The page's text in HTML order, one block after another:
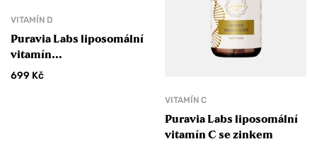
VITAMÍN D
Puravia Labs liposomální
vitamín
D3+K2+magnesium vegan
699 Kč
VITAMÍN C
Puravia Labs liposomální
vitamín C se zinkem